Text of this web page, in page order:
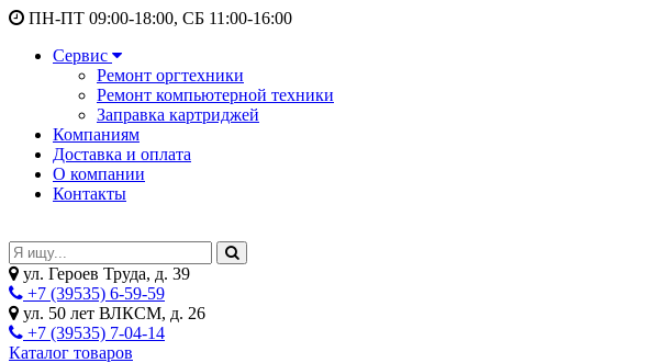
ПН-ПТ 09:00-18:00, СБ 11:00-16:00
Сервис
Ремонт оргтехники
Ремонт компьютерной техники
Заправка картриджей
Компаниям
Доставка и оплата
О компании
Контакты
ул. Героев Труда, д. 39
+7 (39535) 6-59-59
ул. 50 лет ВЛКСМ, д. 26
+7 (39535) 7-04-14
Каталог товаров